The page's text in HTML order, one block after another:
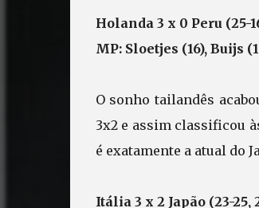
Holanda 3 x 0 Peru (25-
MP: Sloetjes (16), Buijs
O sonho tailandês
3x2 e assim classificou
é exatamente a atual do
Itália 3 x 2 Japão (23-25,